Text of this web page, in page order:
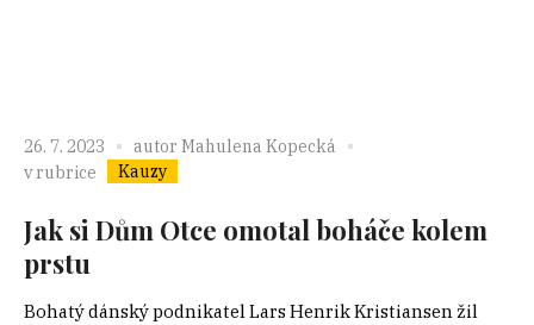
26. 7. 2023 autor Mahulena Kopecká
v rubrice
Kauzy
Jak si Dům Otce omotal boháče kolem
prstu
Bohatý dánský podnikatel Lars Henrik Kristiansen žil